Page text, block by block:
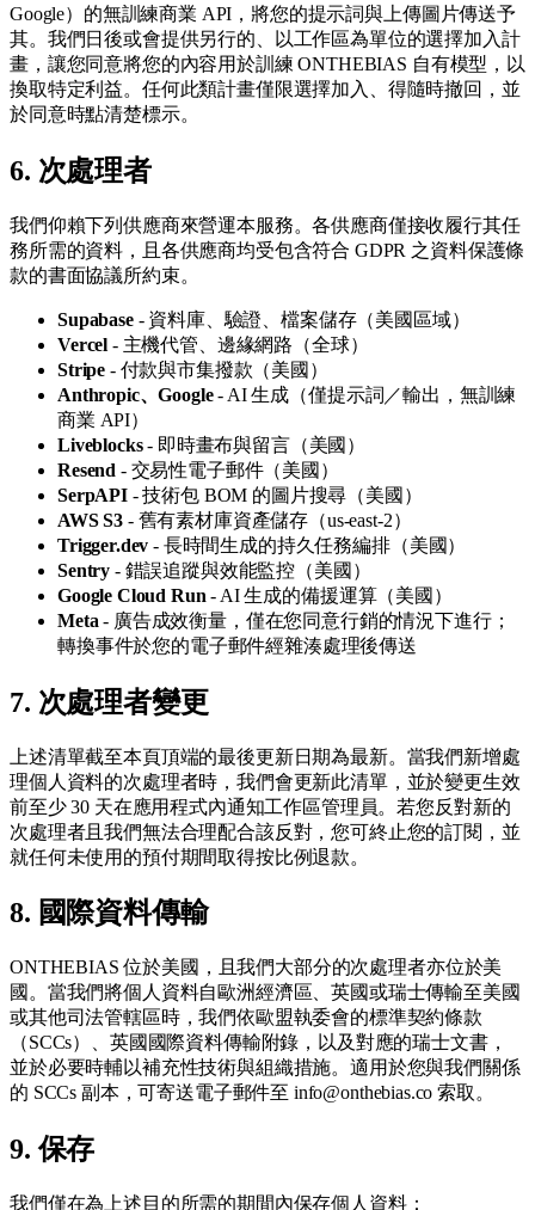
Google）的無訓練商業 API，將您的提示詞與上傳圖片傳送予
其。我們日後或會提供另行的、以工作區為單位的選擇加入計
畫，讓您同意將您的內容用於訓練 ONTHEBIAS 自有模型，以
換取特定利益。任何此類計畫僅限選擇加入、得隨時撤回，並
於同意時點清楚標示。
6. 次處理者
我們仰賴下列供應商來營運本服務。各供應商僅接收履行其任
務所需的資料，且各供應商均受包含符合 GDPR 之資料保護條
款的書面協議所約束。
Supabase- 資料庫、驗證、檔案儲存（美國區域）
Vercel - 主機代管、邊緣網路（全球）
Stripe - 付款與市集撥款（美國）
Anthropic、Google- AI 生成（僅提示詞／輸出，無訓練
商業 API）
Liveblocks- 即時畫布與留言（美國）
Resend - 交易性電子郵件（美國）
SerpAPI- 技術包 BOM 的圖片搜尋（美國）
AWS S3 - 舊有素材庫資產儲存（us-east-2）
Trigger.dev - 長時間生成的持久任務編排（美國）
Sentry - 錯誤追蹤與效能監控（美國）
Google Cloud Run - AI 生成的備援運算（美國）
Meta - 廣告成效衡量，僅在您同意行銷的情況下進行；
轉換事件於您的電子郵件經雜湊處理後傳送
7. 次處理者變更
上述清單截至本頁頂端的最後更新日期為最新。當我們新增處
理個人資料的次處理者時，我們會更新此清單，並於變更生效
前至少 30 天在應用程式內通知工作區管理員。若您反對新的
次處理者且我們無法合理配合該反對，您可終止您的訂閱，並
就任何未使用的預付期間取得按比例退款。
8. 國際資料傳輸
ONTHEBIAS 位於美國，且我們大部分的次處理者亦位於美
國。當我們將個人資料自歐洲經濟區、英國或瑞士傳輸至美國
或其他司法管轄區時，我們依歐盟執委會的標準契約條款
（SCCs）、英國國際資料傳輸附錄，以及對應的瑞士文書，
並於必要時輔以補充性技術與組織措施。適用於您與我們關係
的 SCCs 副本，可寄送電子郵件至 info@onthebias.co 索取。
9. 保存
我們僅在為上述目的所需的期間內保存個人資料：